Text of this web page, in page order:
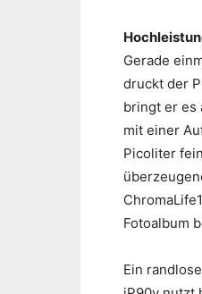
Gerade
druckt der
bringt er es
mit einer
Picoliter
Fotoalbum
Ein